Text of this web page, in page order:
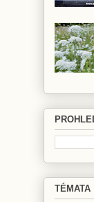
TÉMATA